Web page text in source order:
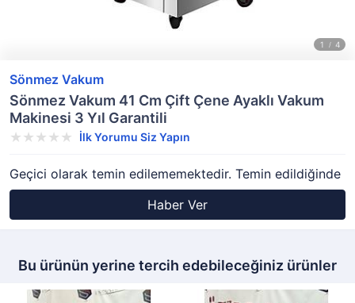
Sönmez Vakum
Sönmez Vakum 41 Cm Çift Çene Ayaklı Vakum
Makinesi 3 Yıl Garantili
İlk Yorumu Siz Yapın
Geçici olarak temin edilememektedir. Temin edildiğinde
Haber Ver
Bu ürünün yerine tercih edebileceğiniz ürünler